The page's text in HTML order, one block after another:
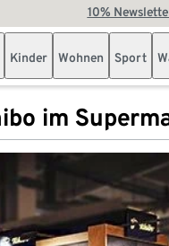
10%
Kinder Wohnen Sport
im